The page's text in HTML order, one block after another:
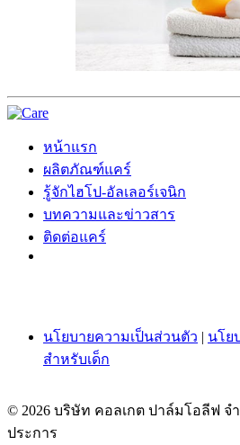
หน้าแรก
ผลิตภัณฑ์แคร์
รู้จักไฮโป-อัลเลอร์เจนิก
บทความและข่าวสาร
ติดต่อแคร์
นโยบายความเป็นส่วนตัว | นโย
สำหรับเด็ก
© 2026 บริษัท คอลเกต ปาล์มโอลีฟ จ
ประการ